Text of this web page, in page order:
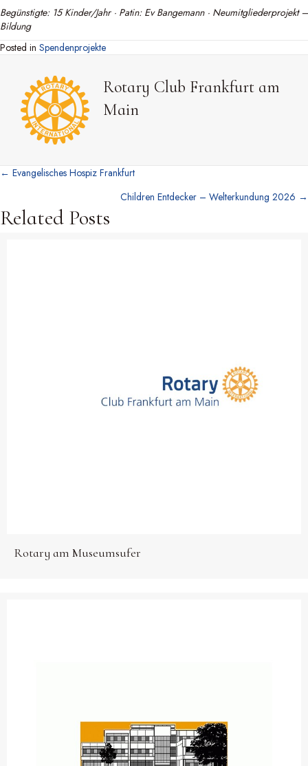
Begünstigte: 15 Kinder/Jahr · Patin: Ev Bangemann · Neumitgliederprojekt –
Bildung
Posted in Spendenprojekte
Rotary Club Frankfurt am
Main
Posts
navigation
← Evangelisches Hospiz Frankfurt
Children Entdecker – Welterkundung 2026 →
Related Posts
Rotary am Museumsufer